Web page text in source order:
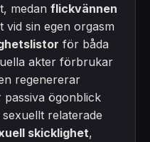
medan flickvännen
vid sin egen orgasm
för båda
akter förbrukar
regenererar
passiva ögonblick
relaterade
skicklighet,